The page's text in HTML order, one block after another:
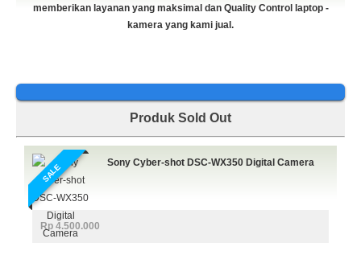
memberikan layanan yang maksimal dan Quality Control laptop -
kamera yang kami jual.
Produk Sold Out
SALE Sony Cyber-shot DSC-WX350 Digital Camera
Rp 4.500.000